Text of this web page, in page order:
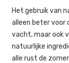
Het gebruik van
alleen beter voor
vacht, maar ook
natuurlijke
alle rust de